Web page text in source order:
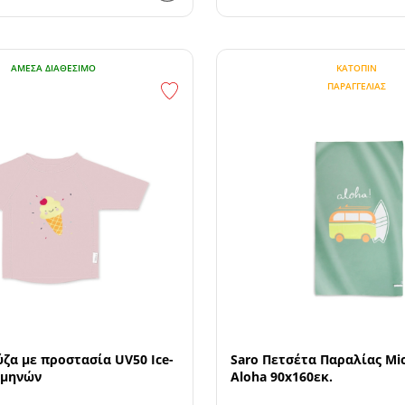
ΆΜΕΣΑ ΔΙΑΘΈΣΙΜΟ
με προστασία UV50 Ice-
ΚΑΤΌΠΙΝ
ΠΑΡΑΓΓΕΛΊΑΣ
Saro Πετσέτα Παραλίας
Aloha 90x160εκ.